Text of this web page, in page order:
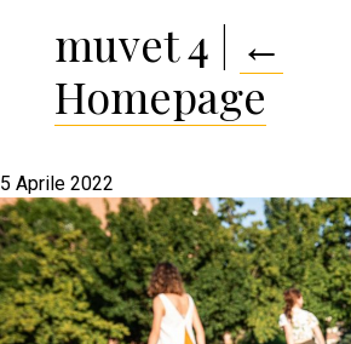
muvet 4 | ←
Homepage
5 Aprile 2022